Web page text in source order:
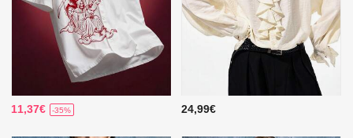
11,37€ -35% 24,99€